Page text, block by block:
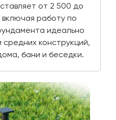
от 2 500 до
работу по
идеально
средних конструкций,
бани и беседки.